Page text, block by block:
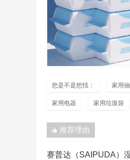
您是不是想找： 家用
家用电器 家用垃圾袋
推荐理由
赛普达（SAIPUDA）